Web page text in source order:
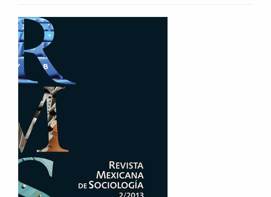
o
p
r
i
n
c
l
B
a
r
Barra
lateral
del
artículo